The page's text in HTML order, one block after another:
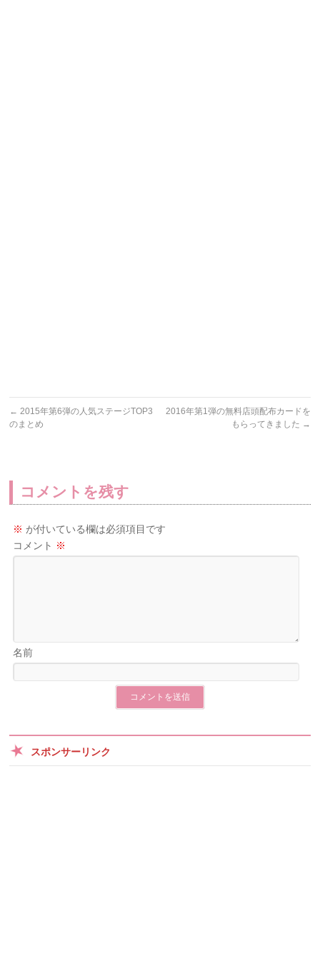
← 2015年第6弾の人気ステージTOP3
のまとめ
2016年第1弾の無料店頭配布カードを
もらってきました →
コメントを残す
※ が付いている欄は必須項目です
コメント ※
名前
スポンサーリンク